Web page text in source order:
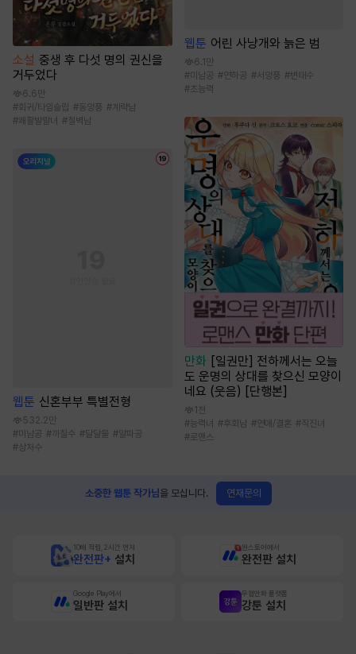
소설 중생 후 다섯 명의 권신을
거두었다
6.6만
#회귀/타임슬립 #동양풍 # 계략남
#쾌활발랄녀 #철벽남
웹툰 신혼부부 특별전형
532.2만
#미남공 #까칠수 #달달물 #알파공
#상처수
웹툰 어린 사냥개와 늙은 범
6.1만
#미남공 #연하공 #서양풍 #변태수
#초능력
만화 [일권만] 전하께서는 오늘
도 운명의 상대를 찾으신 모양이
네요 (웃음) [단행본]
1천
#능력녀 #후회남 #연애/결혼 #직진녀
#로맨스
소중한 웹툰 작가님을 모십니다. 연재문의
10배 적립, 2시간 먼저
완전판+ 설치
원스토어에서
완전판 설치
Google Play에서
일반판 설치
무협만화 플랫폼
강툰 설치